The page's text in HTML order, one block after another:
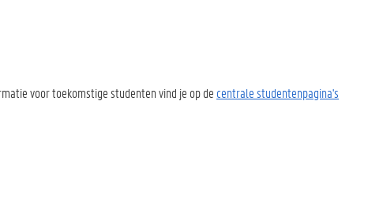
voor toekomstige studenten vind je op de centrale studentenpagina's